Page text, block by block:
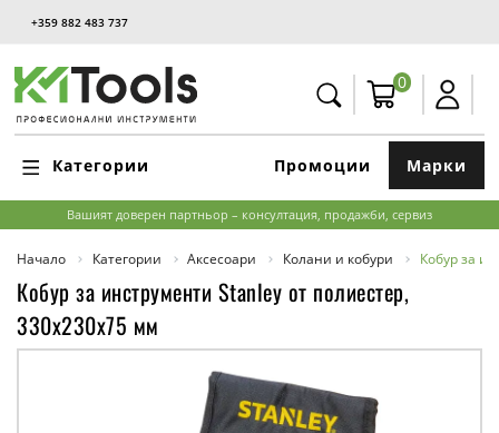
+359 882 483 737
0
Категории Марки
Промоции
Вашият доверен партньор – консултация, продажби, сервиз
Начало Категории Аксесоари Колани и кобури Кобур за
Кобур за инструменти Stanley от полиестер,
330х230х75 мм